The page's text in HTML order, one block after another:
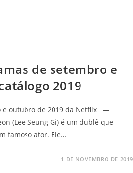
de setembro e
2019
e outubro de 2019 da Netflix —
(Lee Seung Gi) é um dublê que
famoso ator. Ele…
1 DE NOVEMBRO DE 2019